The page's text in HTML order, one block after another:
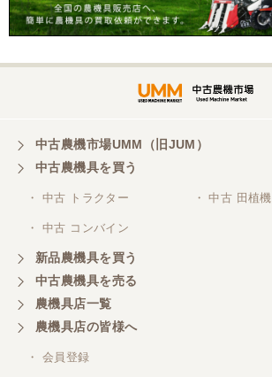
中古農機市場UMM（旧JUM）
中古農機具を買う
・ 中古 トラクター ・ 中古 田植機
・ 中古 コンバイン
新品農機具を買う
中古農機具を売る
農機具店一覧
農機具店の皆様へ
・ 会員登録